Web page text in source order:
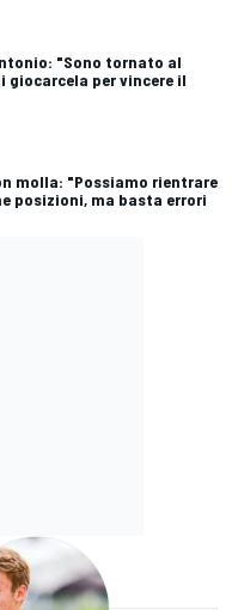
"Sono tornato al
giocarcela per vincere il
molla: "Possiamo rientrare
posizioni, ma basta errori